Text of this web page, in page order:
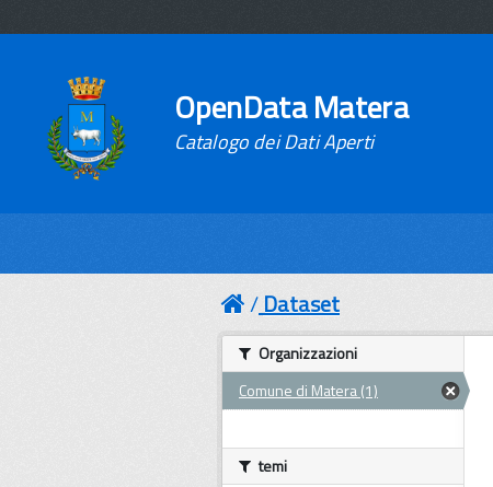
OpenData Matera
Catalogo dei Dati Aperti
Dataset
Organizzazioni
Comune di Matera (1)
temi